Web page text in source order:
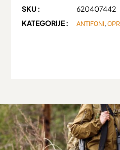
SKU :
620407442
KATEGORIJE :
ANTIFONI,